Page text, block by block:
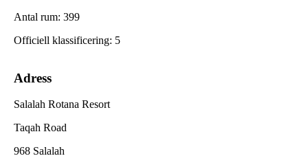
Antal rum: 399
Officiell klassificering: 5
Adress
Salalah Rotana Resort
Taqah Road
968 Salalah